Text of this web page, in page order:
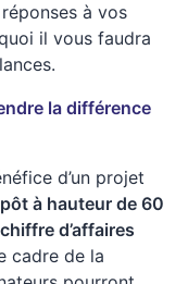
à vos
il vous faudra
la différence
d’un projet
à hauteur de 60
d’affaires
cadre de la